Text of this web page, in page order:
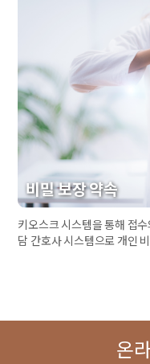
비밀 보장 약속
키오스크 시스템을 통해 접
담 간호사 시스템으로 개인
온